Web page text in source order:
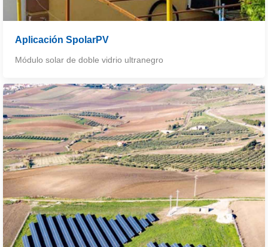
Aplicación SpolarPV
Módulo solar de doble vidrio ultranegro